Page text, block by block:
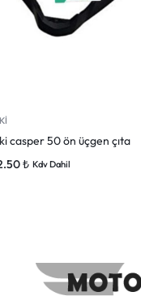
casper 50 ön üçgen çıta
₺ Kdv Dahil